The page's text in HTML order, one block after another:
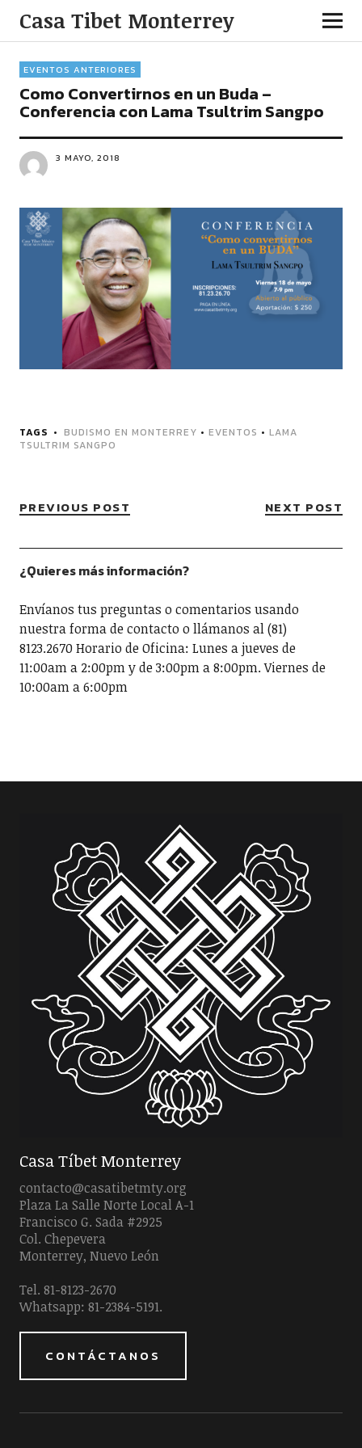
Casa Tibet Monterrey
EVENTOS ANTERIORES
Como Convertirnos en un Buda –
Conferencia con Lama Tsultrim Sangpo
3 MAYO, 2018
TAGS BUDISMO EN MONTERREY • EVENTOS • LAMA
TSULTRIM SANGPO
PREVIOUS POST NEXT POST
¿Quieres más información?
Envíanos tus preguntas o comentarios usando
nuestra forma de contacto o llámanos al (81)
8123.2670 Horario de Oficina: Lunes a jueves de
11:00am a 2:00pm y de 3:00pm a 8:00pm. Viernes de
10:00am a 6:00pm
Casa Tíbet Monterrey
contacto@casatibetmty.org
Plaza La Salle Norte Local A-1
Francisco G. Sada #2925
Col. Chepevera
Monterrey, Nuevo León
Tel. 81-8123-2670
Whatsapp: 81-2384-5191.
CONTÁCTANOS